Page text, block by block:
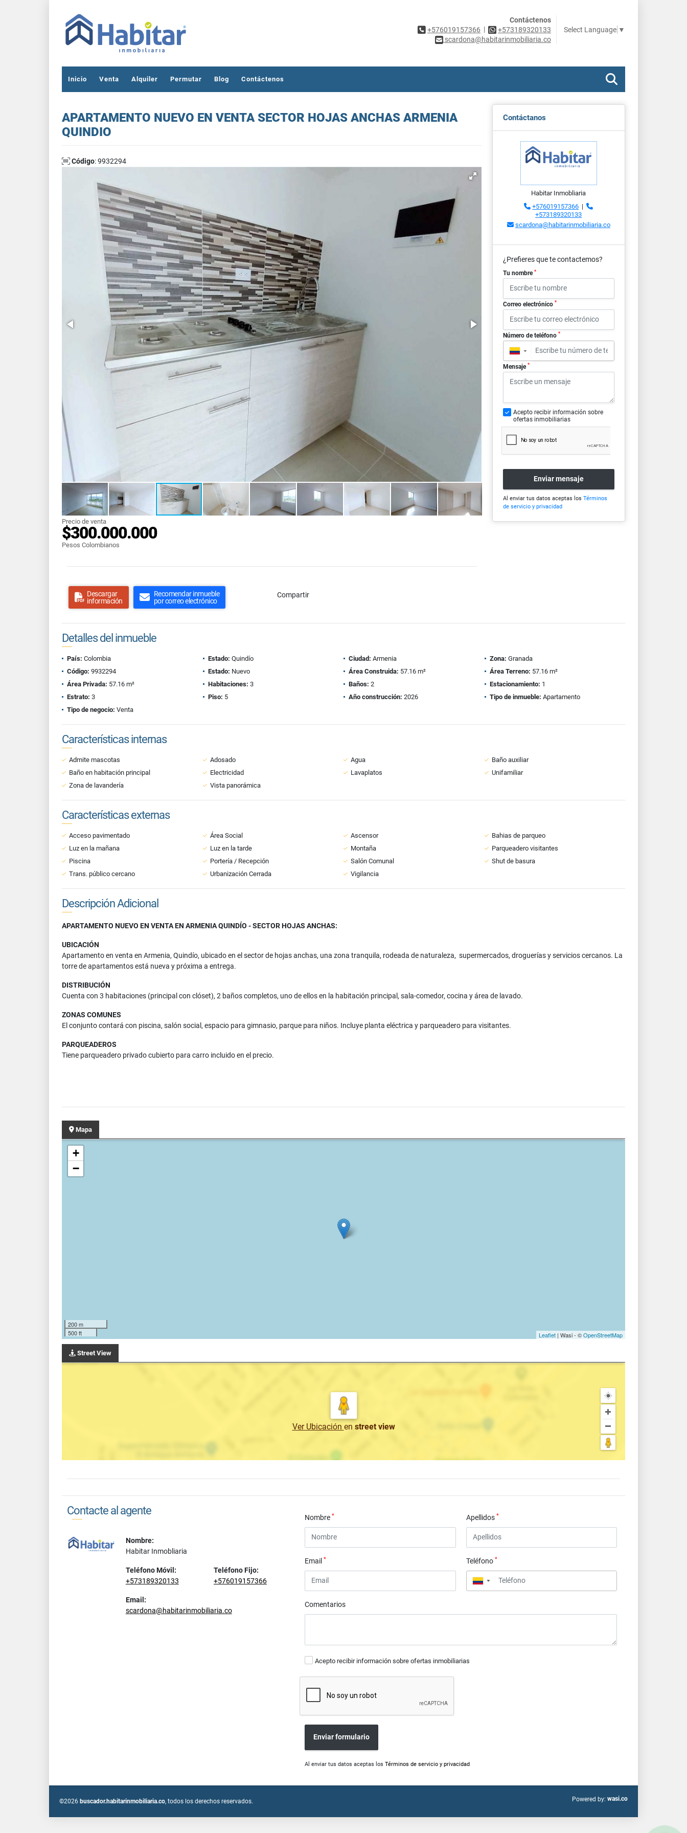
Contáctenos
+576019157366 |
+573189320133
scardona@habitarinmobiliaria.co
Select Language ▼
Inicio Venta Alquiler Permutar Blog Contáctenos
APARTAMENTO NUEVO EN VENTA SECTOR HOJAS ANCHAS ARMENIA
QUINDIO
Código: 9932294
Precio de venta
$300.000.000
Pesos Colombianos
Descargar
información
Recomendar inmueble
por correo electrónico
Compartir
Contáctanos
Habitar Inmobliaria
+576019157366 |
+573189320133
scardona@habitarinmobiliaria.co
¿Prefieres que te contactemos?
Tu nombre *
Correo electrónico *
Número de teléfono *
▼
Mensaje *
Acepto recibir información sobre
ofertas inmobiliarias
Enviar mensaje
Al enviar tus datos aceptas los Términos
de servicio y privacidad
Detalles del inmueble
País: Colombia Estado: Quindío Ciudad: Armenia Zona: Granada
Código: 9932294 Estado: Nuevo Área Construida: 57.16 m² Área Terreno: 57.16 m²
Área Privada: 57.16 m² Habitaciones: 3 Baños: 2 Estacionamiento: 1
Estrato: 3 Piso: 5 Año construcción: 2026 Tipo de inmueble: Apartamento
Tipo de negocio: Venta
Características internas
Admite mascotas Adosado Agua
Baño auxiliar
Baño en habitación principal
Electricidad Lavaplatos
Unifamiliar
Zona de lavandería
Vista panorámica
Características externas
Acceso pavimentado Área Social Ascensor
Bahias de parqueo
Luz en la mañana
Luz en la tarde Montaña
Parqueadero visitantes
Piscina
Portería / Recepción Salón Comunal
Shut de basura
Trans. público cercano
Urbanización Cerrada Vigilancia
Descripción Adicional
APARTAMENTO NUEVO EN VENTA EN ARMENIA QUINDÍO - SECTOR HOJAS ANCHAS:
UBICACIÓN
Apartamento en venta en Armenia, Quindío, ubicado en el sector de hojas anchas, una zona tranquila, rodeada de naturaleza, supermercados, droguerías y servicios cercanos. La
torre de apartamentos está nueva y próxima a entrega.
DISTRIBUCIÓN
Cuenta con 3 habitaciones (principal con clóset), 2 baños completos, uno de ellos en la habitación principal, sala-comedor, cocina y área de lavado.
ZONAS COMUNES
El conjunto contará con piscina, salón social, espacio para gimnasio, parque para niños. Incluye planta eléctrica y parqueadero para visitantes.
PARQUEADEROS
Tiene parqueadero privado cubierto para carro incluido en el precio.
Mapa
+
−
200 m
500 ft
Leaflet | Wasi - ©OpenStreetMap
Street View
Ver Ubicación en street view
Contacte al agente
Nombre:
Habitar Inmobliaria
Teléfono Móvil:
+573189320133
Teléfono Fijo:
+576019157366
Email:
scardona@habitarinmobiliaria.co
Nombre* Apellidos *
Email* Teléfono *
▼
Comentarios
Acepto recibir información sobre ofertas inmobiliarias
Enviar formulario
Al enviar tus datos aceptas losTérminos de servicio y privacidad
©2026 buscador.habitarinmobiliaria.co, todos los derechos reservados. Powered by: wasi.co